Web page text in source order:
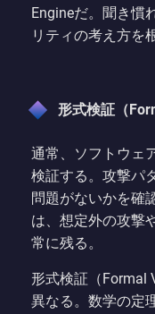
Engineだ。聞き慣
リティの考え方を
形式検証（
通常、ソフトウェ
検証する。攻撃パ
問題がないかを確
は、想定外の攻撃
常に残る。
形式検証（Formal
異なる。数学の定